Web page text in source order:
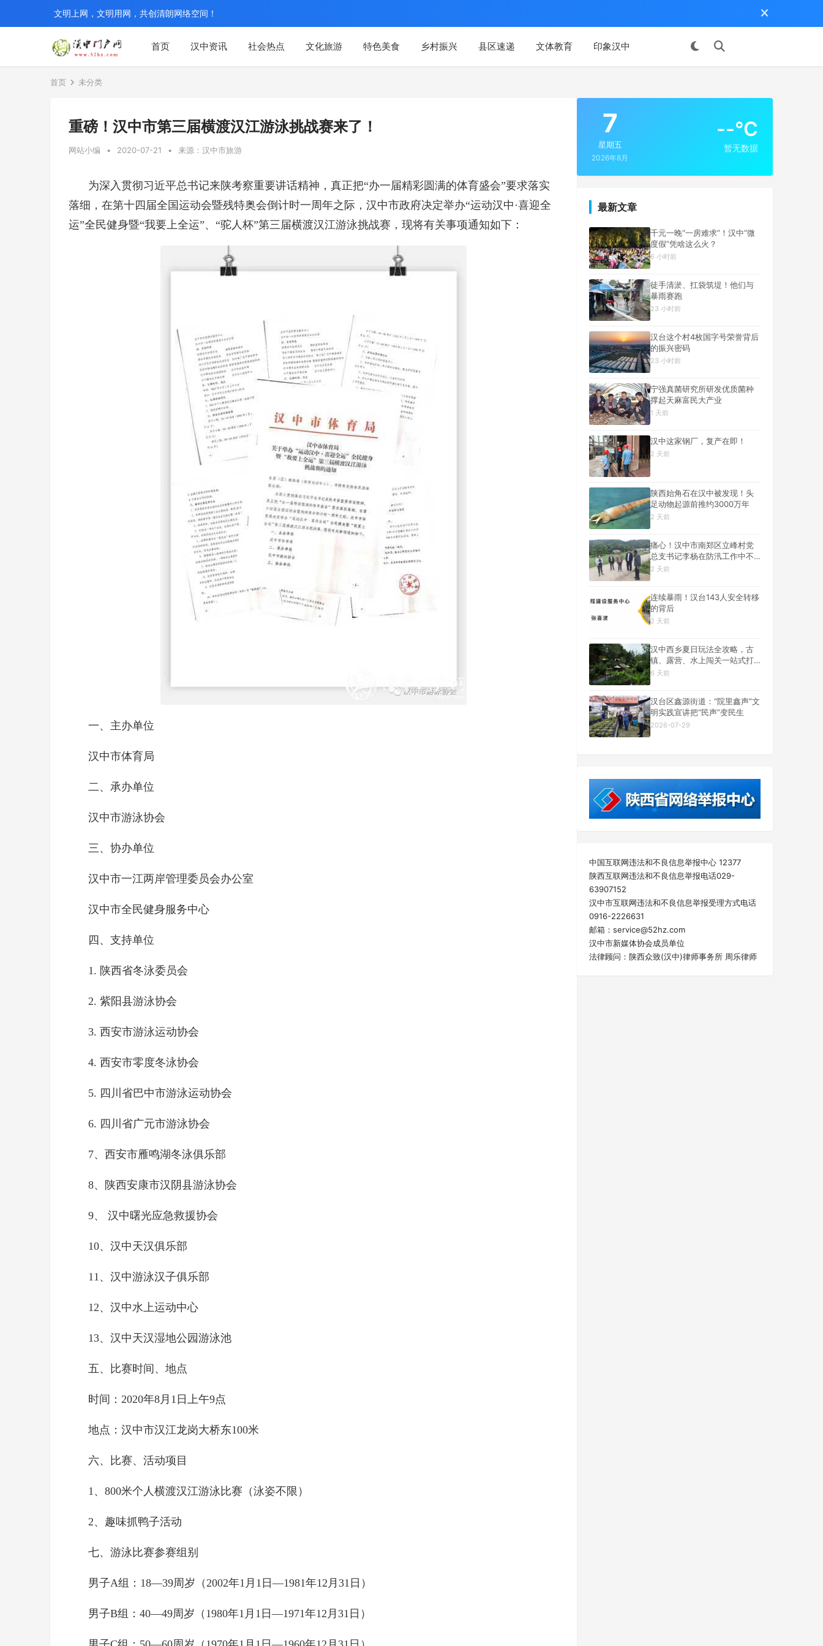
首页 汉中资讯 社会热点 文化旅游 特色美食 乡村振兴 县区速递 文体教育 印象汉中
文明上网，文明用网，共创清朗网络空间！
首页 未分类
重磅！汉中市第三届横渡汉江游泳挑战赛来了！
网站小编 • 2020-07-21 • 来源：汉中市旅游
为深入贯彻习近平总书记来陕考察重要讲话精神，真正把“办一届精彩圆满的体育盛会”要求落实
落细，在第十四届全国运动会暨残特奥会倒计时一周年之际，汉中市政府决定举办“运动汉中·喜迎全
运”全民健身暨“我要上全运”、“驼人杯”第三届横渡汉江游泳挑战赛，现将有关事项通知如下：
一、主办单位
汉中市体育局
二、承办单位
汉中市游泳协会
三、协办单位
汉中市一江两岸管理委员会办公室
汉中市全民健身服务中心
四、支持单位
1. 陕西省冬泳委员会
2. 紫阳县游泳协会
3. 西安市游泳运动协会
4. 西安市零度冬泳协会
5. 四川省巴中市游泳运动协会
6. 四川省广元市游泳协会
7、西安市雁鸣湖冬泳俱乐部
8、陕西安康市汉阴县游泳协会
9、 汉中曙光应急救援协会
10、汉中天汉俱乐部
11、汉中游泳汉子俱乐部
12、汉中水上运动中心
13、汉中天汉湿地公园游泳池
五、比赛时间、地点
时间：2020年8月1日上午9点
地点：汉中市汉江龙岗大桥东100米
六、比赛、活动项目
1、800米个人横渡汉江游泳比赛（泳姿不限）
2、趣味抓鸭子活动
七、游泳比赛参赛组别
男子A组：18—39周岁（2002年1月1日—1981年12月31日）
男子B组：40—49周岁（1980年1月1日—1971年12月31日）
7
星期五
2026年8月
--°C
暂无数据
最新文章
千元一晚“一房难求”！汉中“微
度假”凭啥这么火？
6 小时前
徒手清淤、扛袋筑堤！他们与
暴雨赛跑
23 小时前
汉台这个村4枚国字号荣誉背后
的振兴密码
23 小时前
宁强真菌研究所研发优质菌种
撑起天麻富民大产业
1 天前
汉中这家钢厂，复产在即！
2 天前
陕西始角石在汉中被发现！头
足动物起源前推约3000万年
2 天前
痛心！汉中市南郑区立峰村党
总支书记李杨在防汛工作中不
幸遇难
2 天前
连续暴雨！汉台143人安全转移
的背后
2 天前
汉中西乡夏日玩法全攻略，古
镇、露营、水上闯关一站式打
卡
6 天前
汉台区鑫源街道：“院里鑫声”文
明实践宣讲把“民声”变民生
2026-07-29
中国互联网违法和不良信息举报中心 12377
陕西互联网违法和不良信息举报电话029-
63907152
汉中市互联网违法和不良信息举报受理方式电话
0916-2226631
邮箱：service@52hz.com
汉中市新媒体协会成员单位
法律顾问：陕西众致(汉中)律师事务所 周乐律师